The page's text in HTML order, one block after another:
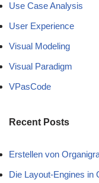
Use Case Analysis
User Experience
Visual Modeling
Visual Paradigm
VPasCode
Recent Posts
Erstellen von
Die Layout-Engines in